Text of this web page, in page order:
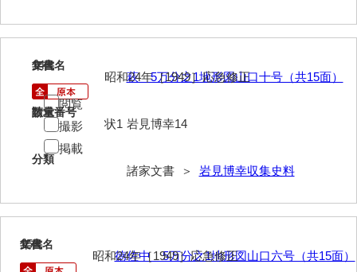
金津家文書
金子家文書
上村家文書
上矢田井手文書
亀田家文書
14
文書名
萩 5万分之1地形図山口十号（共15面）
請求番号
岩見博幸14
分類
諸家文書 ＞ 岩見博幸収集史料
年代
昭和24年［1949］応急修正
数量
状1
閲覧
撮影
掲載
15
文書名
徳佐中 5万分之1地形図山口六号（共15面）
年代
昭和24年［1949］応急修正